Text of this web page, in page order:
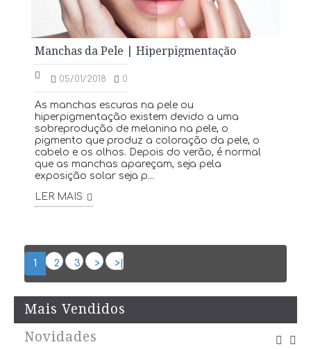
Manchas da Pele | Hiperpigmentação
05/01/2018 0
As manchas escuras na pele ou
hiperpigmentação existem devido a uma
sobreprodução de melanina na pele, o
pigmento que produz a coloração da pele, o
cabelo e os olhos. Depois do verão, é normal
que as manchas apareçam, seja pela
exposição solar seja p...
LER MAIS
1 2 3 > >|
Mais Vendidos
Novidades